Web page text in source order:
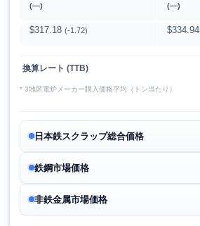
(―) (―)
$317.18 (-1.72) $334.94
換算レート (TTB)
* 3地区電炉メーカー購入価格平均（トン当たり）
日本鉄スクラップ総合価格
鉄鋼市場価格
非鉄金属市場価格